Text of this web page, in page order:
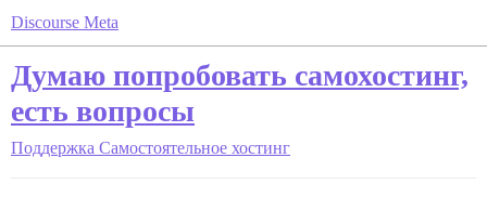
Discourse Meta
Думаю попробовать самохостинг,
есть вопросы
Поддержка Самостоятельное хостинг